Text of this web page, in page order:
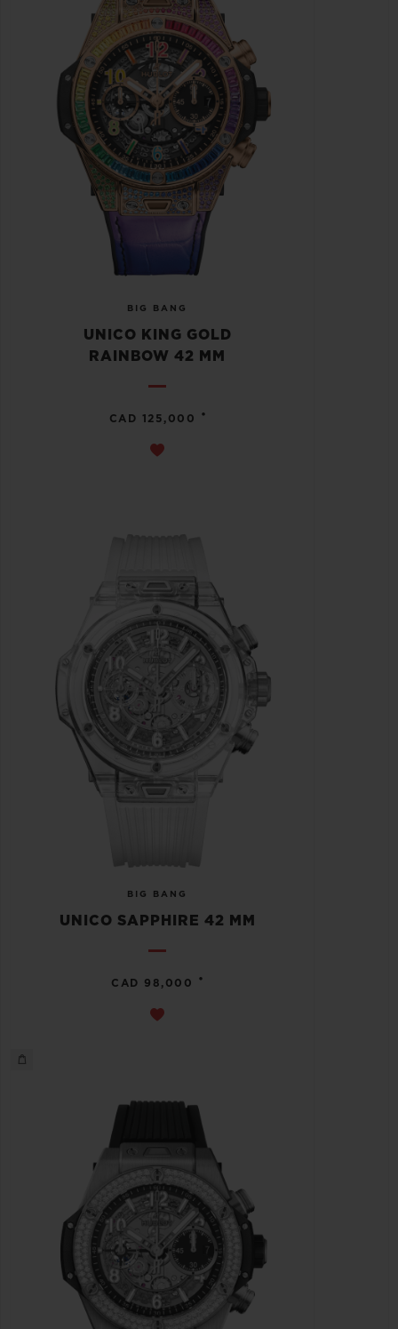
BIG BANG
UNICO KING GOLD
RAINBOW 42 MM
CAD 125,000 •
BIG BANG
UNICO SAPPHIRE 42 MM
CAD 98,000 •